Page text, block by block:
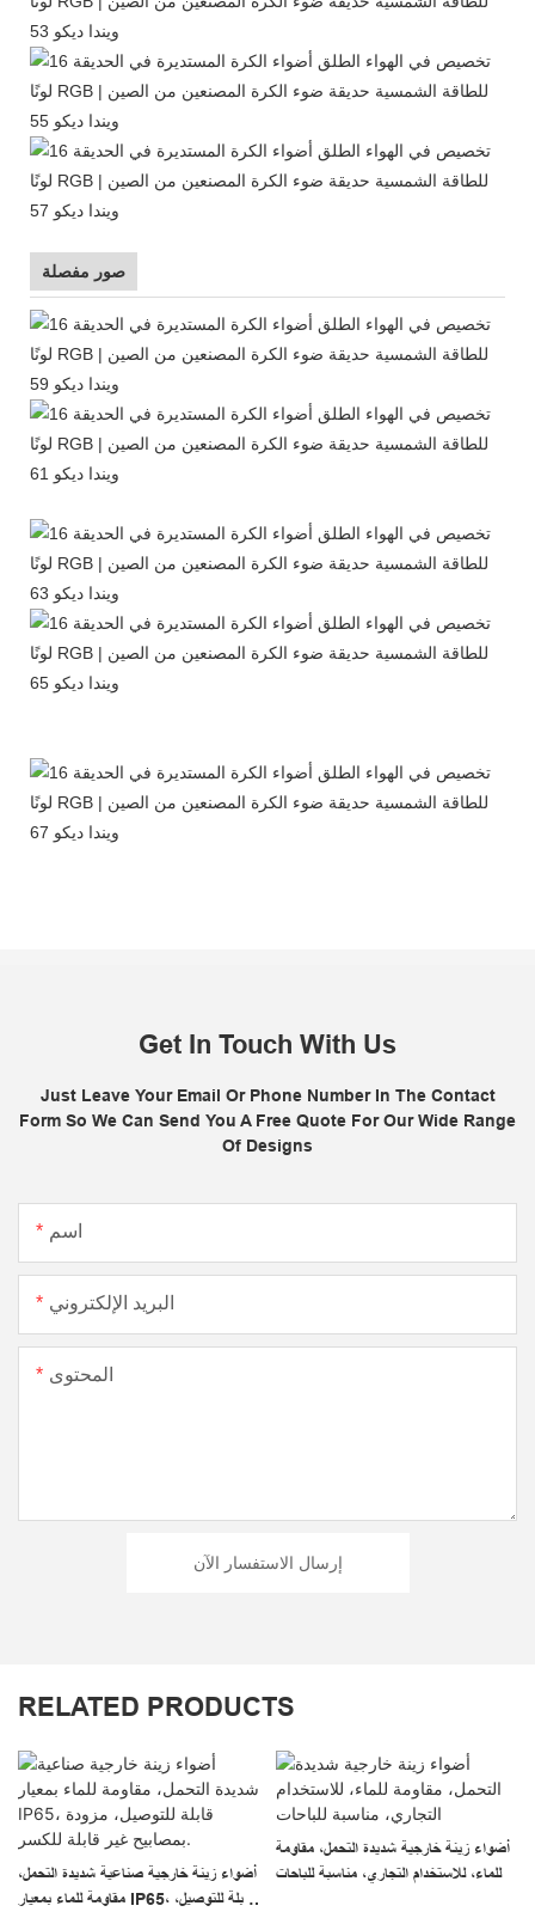
صور مفصلة
Get In Touch With Us
Just Leave Your Email Or Phone Number In The Contact
Form So We Can Send You A Free Quote For Our Wide Range
Of Designs
اسم
البريد الإلكتروني
المحتوى
إرسال الاستفسار الآن
RELATED PRODUCTS
أضواء زينة خارجية صناعية شديدة التحمل،
مقاومة للماء بمعيار IP65، قابلة للتوصيل،
أضواء زينة خارجية شديدة التحمل، مقاومة
للماء، للاستخدام التجاري، مناسبة للباحات